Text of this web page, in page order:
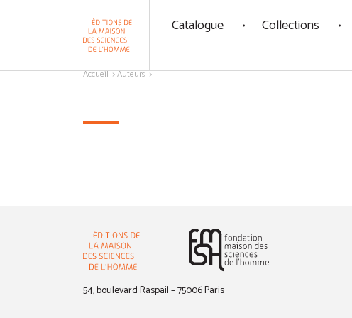
Catalogue Collections
Accueil Auteurs
54, boulevard Raspail – 75006 Paris